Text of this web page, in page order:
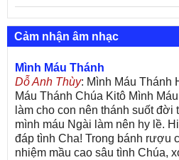
Cảm nhận âm nhạc
Mình Máu Thánh
Dỗ Anh Thùy: Mình Máu Thánh
Máu Thánh Chúa Kitô Mình
làm cho con nên thánh suốt đời
mình máu Ngài làm nên hy lề.
đáp tình Cha! Trong bánh rượu
nhiệm mầu cao sâu tình Chúa,